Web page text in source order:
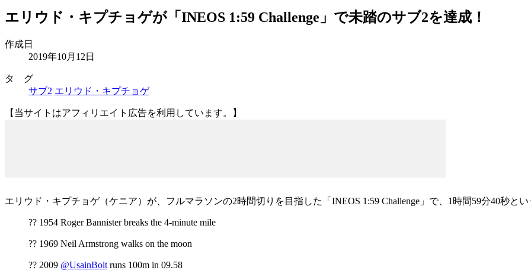
エリウド・キプチョゲが「INEOS 1:59 Challenge」で未踏のサブ2を達成！
作成日
2019年10月12日
タ グ
サブ2 エリウド・キプチョゲ
【当サイトはアフィリエイト広告を利用しています。】
エリウド・キプチョゲ（ケニア）が、フルマラソンの2時間切りを目指した「INEOS 1:59 Challenge」で、1時間59分40秒と
?? 1954 Roger Bannister breaks the 4-minute mile
?? 1969 Neil Armstrong walks on the moon
?? 2009 @UsainBolt runs 100m in 09.58